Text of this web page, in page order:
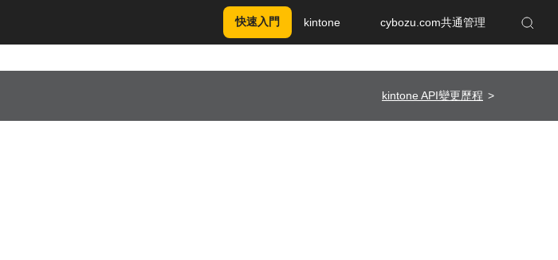
快速入門 kintone cybozu.com共通管理
Enhanced by Google
kintone API變更歷程